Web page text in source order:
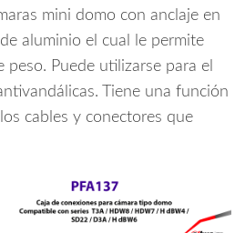
mini domo con anclaje en
aluminio el cual le permite
Puede utilizarse para el
Tiene una función
cables y conectores que